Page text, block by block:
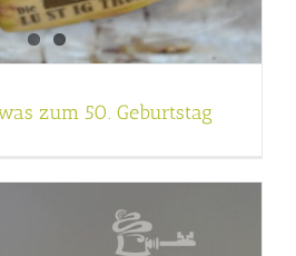
zum 50. Geburtstag